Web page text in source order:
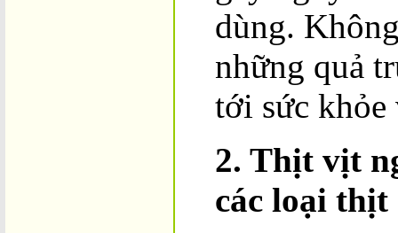
dùng.
những quả
tới sức khỏe
2. Thịt vịt
các loại thịt